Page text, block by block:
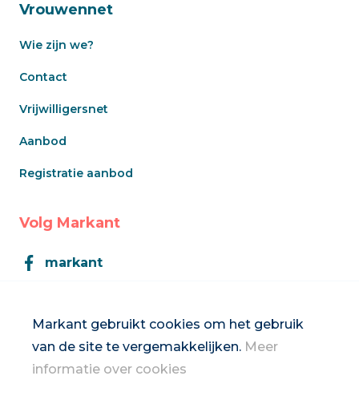
Markant gebruikt cookies om het gebruik
van de site te vergemakkelijken. Meer
informatie over cookies
Vrouwennet
Wie zijn we?
Contact
Vrijwilligersnet
Aanbod
Registratie aanbod
Volg Markant
markant
Inschrijven op de nieuwsbrief